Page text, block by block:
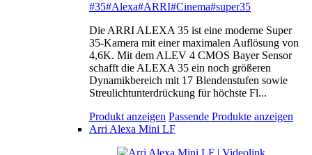
#35#Alexa#ARRI#Cinema#super35
Die ARRI ALEXA 35 ist eine moderne Super
35-Kamera mit einer maximalen Auflösung von
4,6K. Mit dem ALEV 4 CMOS Bayer Sensor
schafft die ALEXA 35 ein noch größeren
Dynamikbereich mit 17 Blendenstufen sowie
Streulichtunterdrückung für höchste Fl...
Produkt anzeigen Passende Produkte anzeigen
Arri Alexa Mini LF